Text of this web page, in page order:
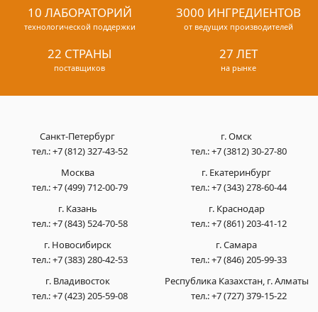
10 ЛАБОРАТОРИЙ
технологической поддержки
3000 ИНГРЕДИЕНТОВ
от ведущих производителей
22 СТРАНЫ
поставщиков
27 ЛЕТ
на рынке
Санкт-Петербург
тел.:+7 (812) 327-43-52
Москва
тел.:+7 (499) 712-00-79
г. Казань
тел.:+7 (843) 524-70-58
г. Новосибирск
тел.:+7 (383) 280-42-53
г. Омск
тел.:+7 (3812) 30-27-80
г. Екатеринбург
тел.:+7 (343) 278-60-44
г. Краснодар
тел.:+7 (861) 203-41-12
г. Самара
тел.:+7 (846) 205-99-33
г. Владивосток
тел.:+7 (423) 205-59-08
Республика Казахстан, г. Алматы
тел.:+7 (727) 379-15-22